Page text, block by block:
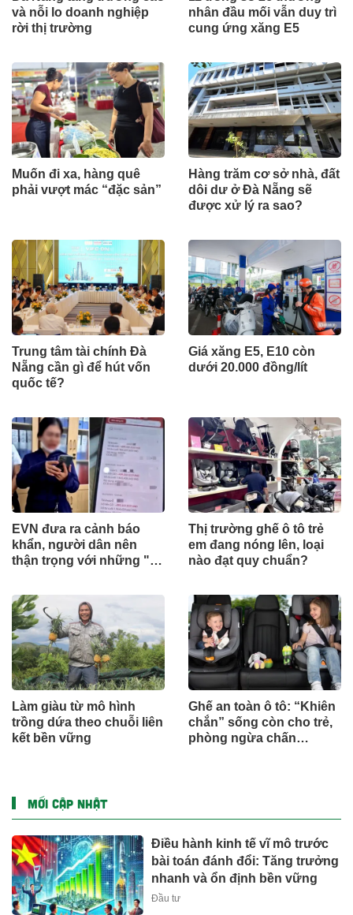
và nỗi lo doanh nghiệp
rời thị trường
nhân đầu mối vẫn duy trì
cung ứng xăng E5
Muốn đi xa, hàng quê
phải vượt mác “đặc sản”
Hàng trăm cơ sở nhà, đất
dôi dư ở Đà Nẵng sẽ
được xử lý ra sao?
Trung tâm tài chính Đà
Nẵng cần gì để hút vốn
quốc tế?
Giá xăng E5, E10 còn
dưới 20.000 đồng/lít
EVN đưa ra cảnh báo
khẩn, người dân nên
thận trọng với những "tin
Thị trường ghế ô tô trẻ
em đang nóng lên, loại
nào đạt quy chuẩn?
Làm giàu từ mô hình
trồng dứa theo chuỗi liên
kết bền vững
Ghế an toàn ô tô: “Khiên
chắn” sống còn cho trẻ,
phòng ngừa chấn
MỚI CẬP NHẬT
Điều hành kinh tế vĩ mô trước
bài toán đánh đổi: Tăng trưởng
nhanh và ổn định bền vững
Đầu tư